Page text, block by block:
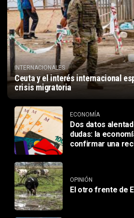
INTERNACIONALES
Ceuta y el interés internacional
crisis migratoria
ECONOMÍA
Dos datos
dudas: la
confirmar una
OPINIÓN
El otro frente de